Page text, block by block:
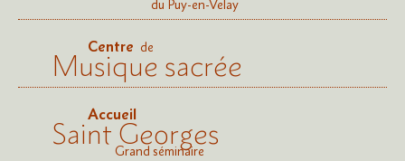
du Puy-en-Velay
Centre de
Musique sacrée
Accueil
Saint Georges
Grand séminaire